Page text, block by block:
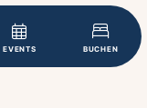
EVENTS BUCHEN